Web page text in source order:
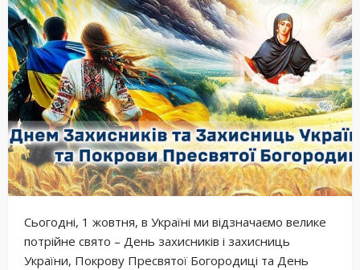
Сьогодні, 1 жовтня, в Україні ми відзначаємо велике
потрійне свято – День захисників і захисниць
України, Покрову Пресвятої Богородиці та День